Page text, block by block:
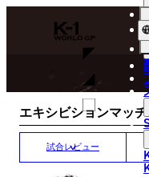
K-
WGP
エキシビションマッチ
試合レビュー